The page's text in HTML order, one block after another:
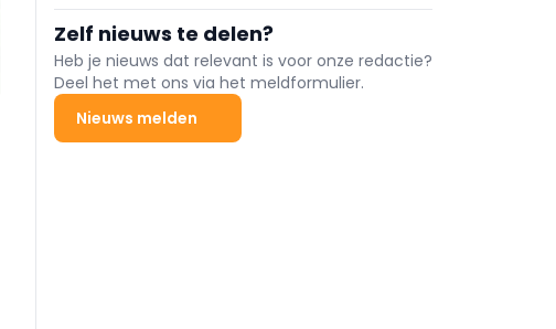
du Diabète de bewustwordingscampagne '24-7
Diabetes'.
Zelf nieuws te delen?
Heb je nieuws dat relevant is voor onze redactie?
Deel het met ons via het meldformulier.
Nieuws melden